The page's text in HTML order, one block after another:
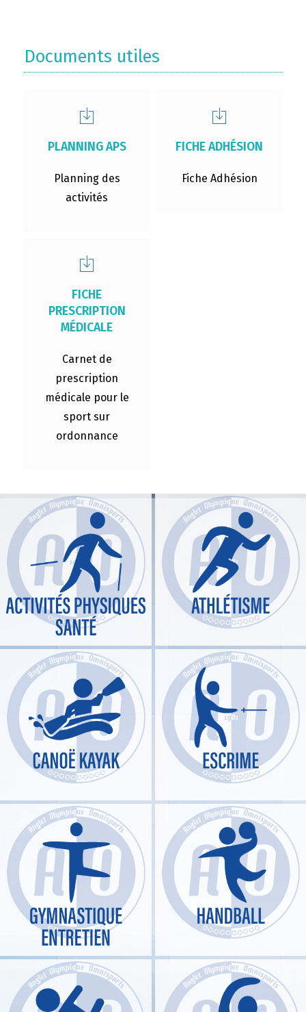
Documents utiles
PLANNING APS
Planning des
activités
FICHE ADHÉSION
Fiche Adhésion
FICHE
PRESCRIPTION
MÉDICALE
Carnet de
prescription
médicale pour le
sport sur
ordonnance